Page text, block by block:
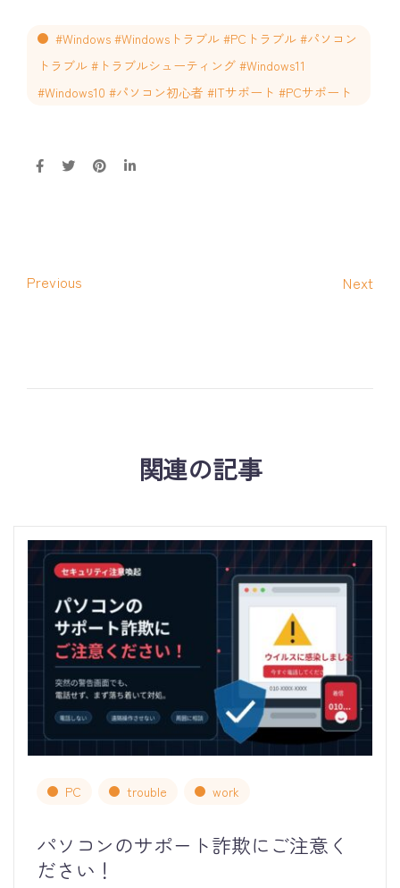
#Windows #Windowsトラブル #PCトラブル #パソコン
トラブル #トラブルシューティング #Windows11
#Windows10 #パソコン初心者 #ITサポート #PCサポート
Previous Next
関連の記事
PC trouble work
パソコンのサポート詐欺にご注意く
ださい！